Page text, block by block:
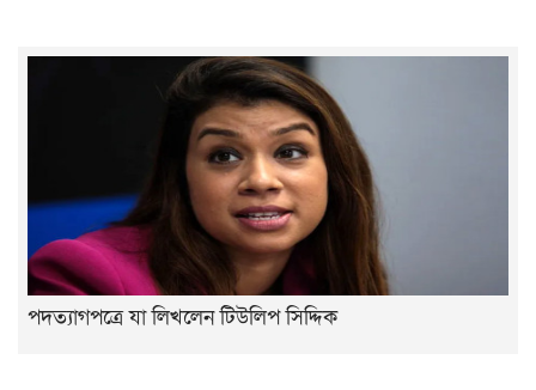
পদত্যাগপত্রে যা লিখলেন টিউলিপ সিদ্দিক